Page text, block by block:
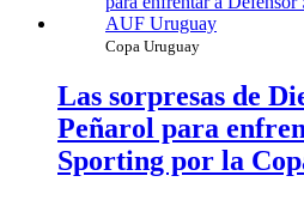
Copa Uruguay
Las sorpresas de
Peñarol para
Sporting por la